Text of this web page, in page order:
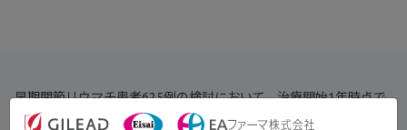
早期関節リウマチ患者625例の検討において、治療開始1年時点で
SDAI寛解、CDAI寛解を達成した患者では、低疾患活動性を達成し